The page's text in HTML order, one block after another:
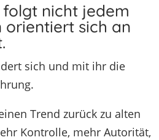
folgt nicht jedem
orientiert sich an
sich und mit ihr die
Trend zurück zu alten
Kontrolle, mehr Autorität,